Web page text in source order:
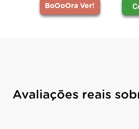
BoOoOra Ver!
Avaliações reais